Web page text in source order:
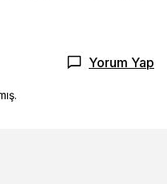
Yorum Yap